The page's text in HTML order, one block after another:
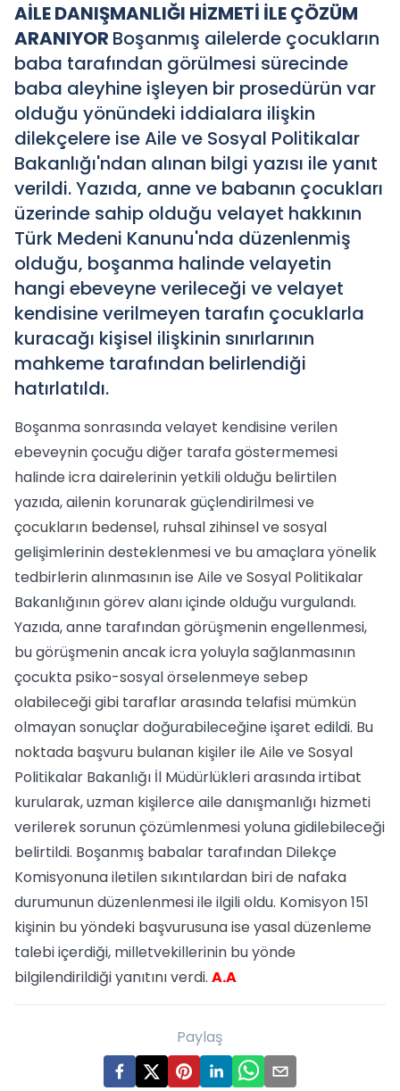
AİLE DANIŞMANLIĞI HİZMETİ İLE ÇÖZÜM
ARANIYOR Boşanmış ailelerde çocukların
baba tarafından görülmesi sürecinde
baba aleyhine işleyen bir prosedürün var
olduğu yönündeki iddialara ilişkin
dilekçelere ise Aile ve Sosyal Politikalar
Bakanlığı'ndan alınan bilgi yazısı ile yanıt
verildi. Yazıda, anne ve babanın çocukları
üzerinde sahip olduğu velayet hakkının
Türk Medeni Kanunu'nda düzenlenmiş
olduğu, boşanma halinde velayetin
hangi ebeveyne verileceği ve velayet
kendisine verilmeyen tarafın çocuklarla
kuracağı kişisel ilişkinin sınırlarının
mahkeme tarafından belirlendiği
hatırlatıldı.
Boşanma sonrasında velayet kendisine verilen
ebeveynin çocuğu diğer tarafa göstermemesi
halinde icra dairelerinin yetkili olduğu belirtilen
yazıda, ailenin korunarak güçlendirilmesi ve
çocukların bedensel, ruhsal zihinsel ve sosyal
gelişimlerinin desteklenmesi ve bu amaçlara yönelik
tedbirlerin alınmasının ise Aile ve Sosyal Politikalar
Bakanlığının görev alanı içinde olduğu vurgulandı.
Yazıda, anne tarafından görüşmenin engellenmesi,
bu görüşmenin ancak icra yoluyla sağlanmasının
çocukta psiko-sosyal örselenmeye sebep
olabileceği gibi taraflar arasında telafisi mümkün
olmayan sonuçlar doğurabileceğine işaret edildi. Bu
noktada başvuru bulanan kişiler ile Aile ve Sosyal
Politikalar Bakanlığı İl Müdürlükleri arasında irtibat
kurularak, uzman kişilerce aile danışmanlığı hizmeti
verilerek sorunun çözümlenmesi yoluna gidilebileceği
belirtildi. Boşanmış babalar tarafından Dilekçe
Komisyonuna iletilen sıkıntılardan biri de nafaka
durumunun düzenlenmesi ile ilgili oldu. Komisyon 151
kişinin bu yöndeki başvurusuna ise yasal düzenleme
talebi içerdiği, milletvekillerinin bu yönde
bilgilendirildiği yanıtını verdi. A.A
Paylaş